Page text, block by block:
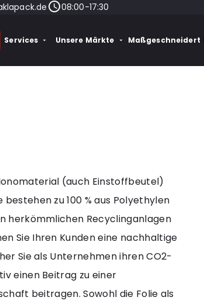
08:00-17:30
Services Unsere Märkte Maßgeschneidert
(auch Einstoffbeutel)
zu 100 % aus Polyethylen
herkömmlichen Recyclinganlagen
Sie Ihren Kunden eine nachhaltige
Sie als Unternehmen ihren CO2-
einen Beitrag zu einer
beitragen. Sowohl die Folie als